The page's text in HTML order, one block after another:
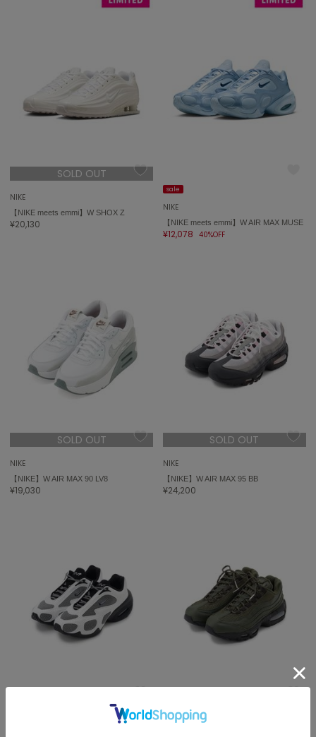
URBAN RESEARCH ROSSO
USAGI Gallery
ウサギギャラリー
USAGI Item
ウサギアイテム
USAGI Vintage
ウサギヴィンテージ
SOLD OUT
NIKE
【NIKE meets emmi】W SHOX Z
¥20,130
sale
NIKE
【NIKE meets emmi】W AIR MAX MUSE
¥12,078 40%OFF
SOLD OUT
NIKE
【NIKE】W AIR MAX 90 LV8
¥19,030
SOLD OUT
NIKE
【NIKE】W AIR MAX 95 BB
¥24,200
sale